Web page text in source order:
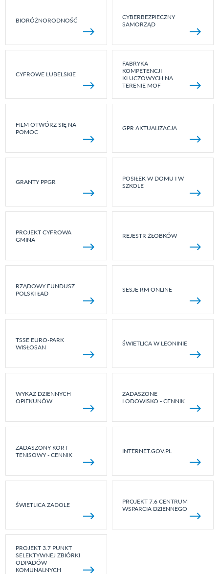
BIORÓŻNORODNOŚĆ
CYBERBEZPIECZNY
SAMORZĄD
CYFROWE LUBELSKIE
FABRYKA
KOMPETENCJI
KLUCZOWYCH NA
TERENIE MOF
FILM OTWÓRZ SIĘ NA
POMOC
GPR AKTUALIZACJA
GRANTY PPGR
POSIŁEK W DOMU I W
SZKOLE
PROJEKT CYFROWA
GMINA
REJESTR ŻŁOBKÓW
RZĄDOWY FUNDUSZ
POLSKI ŁAD
SESJE RM ONLINE
TSSE EURO-PARK
WISŁOSAN
ŚWIETLICA W LEONINIE
WYKAZ DZIENNYCH
OPIEKUNÓW
ZADASZONE
LODOWISKO - CENNIK
ZADASZONY KORT
TENISOWY - CENNIK
INTERNET.GOV.PL
ŚWIETLICA ZADOLE
PROJEKT 7.6 CENTRUM
WSPARCIA DZIENNEGO
PROJEKT 3.7 PUNKT
SELEKTYWNEJ ZBIÓRKI
ODPADÓW
KOMUNALNYCH